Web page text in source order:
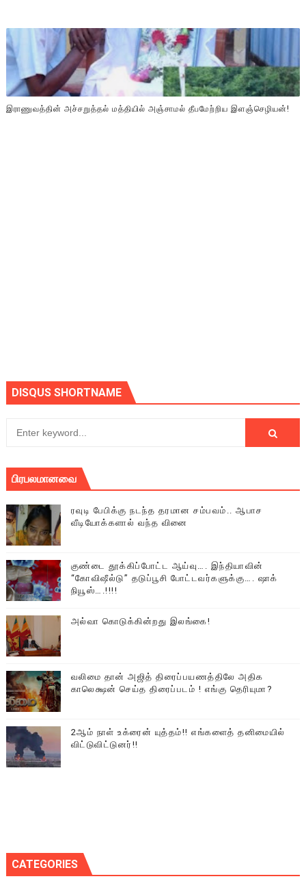
இராணுவத்தின் அச்சறுத்தல் மத்தியில் அஞ்சாமல் தீபமேற்றிய இளஞ்செழியன்!
DISQUS SHORTNAME
பிரபலமானவை
ரவுடி பேபிக்கு நடந்த தரமான சம்பவம்.. ஆபாச
வீடியோக்களால் வந்த வினை
குண்டை தூக்கிப்போட்ட ஆய்வு…. இந்தியாவின்
“கோவிஷீல்டு” தடுப்பூசி போட்டவர்களுக்கு…. ஷாக்
நியூஸ்….!!!!
அல்வா கொடுக்கின்றது இலங்கை!
வலிமை தான் அஜித் திரைப்பயணத்திலே அதிக
காலெக்ஷன் செய்த திரைப்படம் ! எங்கு தெரியுமா?
2ஆம் நாள் உக்ரைன் யுத்தம்!! எங்களைத் தனிமையில்
விட்டுவிட்டுனர்!!
CATEGORIES